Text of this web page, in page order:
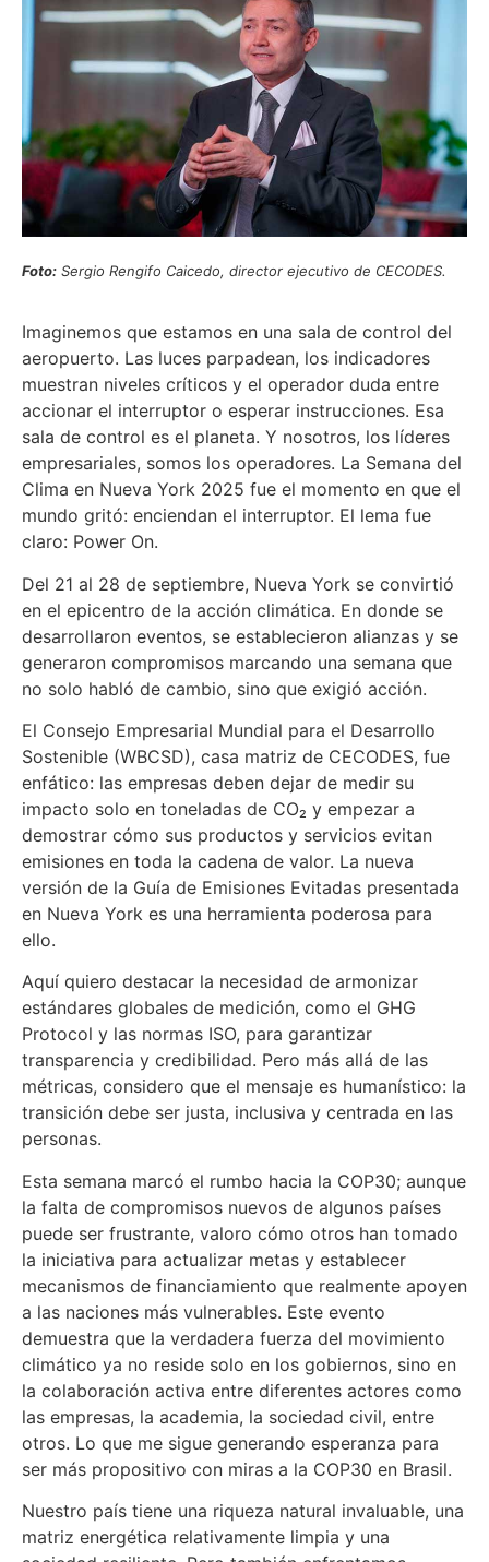
Foto: Sergio Rengifo Caicedo, director ejecutivo de CECODES.
Imaginemos que estamos en una sala de control del
aeropuerto. Las luces parpadean, los indicadores
muestran niveles críticos y el operador duda entre
accionar el interruptor o esperar instrucciones. Esa
sala de control es el planeta. Y nosotros, los líderes
empresariales, somos los operadores. La Semana del
Clima en Nueva York 2025 fue el momento en que el
mundo gritó: enciendan el interruptor. El lema fue
claro: Power On.
Del 21 al 28 de septiembre, Nueva York se convirtió
en el epicentro de la acción climática. En donde se
desarrollaron eventos, se establecieron alianzas y se
generaron compromisos marcando una semana que
no solo habló de cambio, sino que exigió acción.
El Consejo Empresarial Mundial para el Desarrollo
Sostenible (WBCSD), casa matriz de CECODES, fue
enfático: las empresas deben dejar de medir su
impacto solo en toneladas de CO₂ y empezar a
demostrar cómo sus productos y servicios evitan
emisiones en toda la cadena de valor. La nueva
versión de la Guía de Emisiones Evitadas presentada
en Nueva York es una herramienta poderosa para
ello.
Aquí quiero destacar la necesidad de armonizar
estándares globales de medición, como el GHG
Protocol y las normas ISO, para garantizar
transparencia y credibilidad. Pero más allá de las
métricas, considero que el mensaje es humanístico: la
transición debe ser justa, inclusiva y centrada en las
personas.
Esta semana marcó el rumbo hacia la COP30; aunque
la falta de compromisos nuevos de algunos países
puede ser frustrante, valoro cómo otros han tomado
la iniciativa para actualizar metas y establecer
mecanismos de financiamiento que realmente apoyen
a las naciones más vulnerables. Este evento
demuestra que la verdadera fuerza del movimiento
climático ya no reside solo en los gobiernos, sino en
la colaboración activa entre diferentes actores como
las empresas, la academia, la sociedad civil, entre
otros. Lo que me sigue generando esperanza para
ser más propositivo con miras a la COP30 en Brasil.
Nuestro país tiene una riqueza natural invaluable, una
matriz energética relativamente limpia y una